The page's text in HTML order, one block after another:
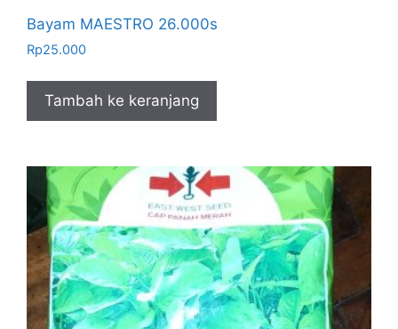
Bayam MAESTRO 26.000s
Rp25.000
Tambah ke keranjang